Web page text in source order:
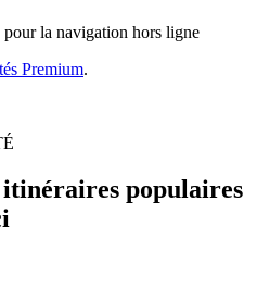
la navigation hors ligne
Premium.
populaires